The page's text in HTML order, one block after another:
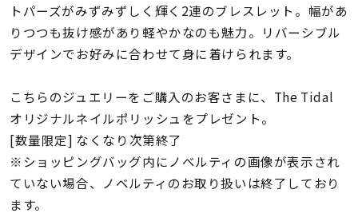
レディース
リングサイズ
メンズ
リングサイズ
～
価格 ¥0
トパーズがみずみずしく輝く2連のブレスレット。幅があ
りつつも抜け感があり軽やかなのも魅力。リバーシブル
デザインでお好みに合わせて身に着けられます。
こちらのジュエリーをご購入のお客さまに、The Tidal
オリジナルネイルポリッシュをプレゼント。
[数量限定] なくなり次第終了
※ショッピングバッグ内にノベルティの画像が表示され
ていない場合、ノベルティのお取り扱いは終了しており
ます。